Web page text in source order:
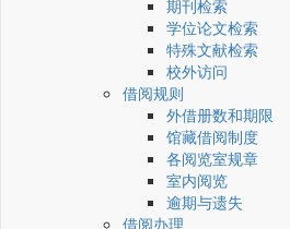
期刊检索
学位论文检索
特殊文献检索
校外访问
借阅规则
外借册数和期限
馆藏借阅制度
各阅览室规章
室内阅览
逾期与遗失
借阅办理